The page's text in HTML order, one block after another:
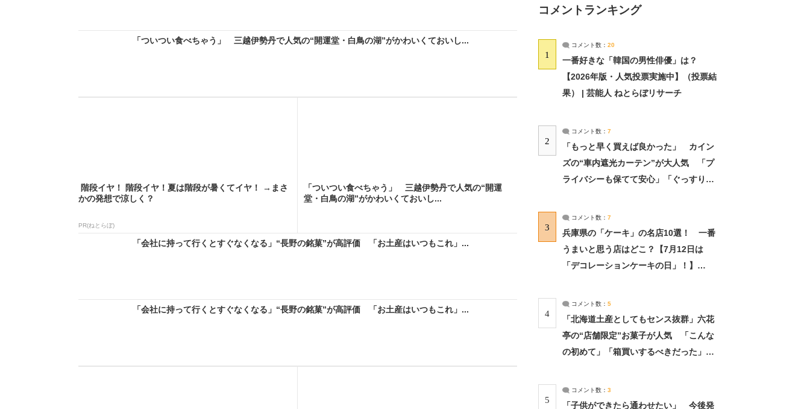
「ついつい食べちゃう」 三越伊勢丹で人気の“開運堂・白鳥の湖”がかわいくておいし...
階段イヤ！ 階段イヤ！夏は階段が暑くてイヤ！ →まさ
かの発想で涼しく？
PR(ねとらぼ)
「ついつい食べちゃう」 三越伊勢丹で人気の“開運
堂・白鳥の湖”がかわいくておいし...
「会社に持って行くとすぐなくなる」“長野の銘菓”が高評価 「お土産はいつもこれ」...
「会社に持って行くとすぐなくなる」“長野の銘菓”が高評価 「お土産はいつもこれ」...
コメントランキング
1
コメント数： 20
一番好きな「韓国の男性俳優」は？
【2026年版・人気投票実施中】（投票結
果） | 芸能人 ねとらぼリサーチ
2
コメント数： 7
「もっと早く買えば良かった」 カイン
ズの“車内遮光カーテン”が大人気 「プ
ライバシーも保てて安心」「ぐっすり眠
3
コメント数： 7
兵庫県の「ケーキ」の名店10選！ 一番
うまいと思う店はどこ？【7月12日は
「デコレーションケーキの日」！】
4
コメント数： 5
「北海道土産としてもセンス抜群」六花
亭の“店舗限定”お菓子が人気 「こんな
の初めて」「箱買いするべきだった」
5
コメント数： 3
「子供ができたら通わせたい」 今後発